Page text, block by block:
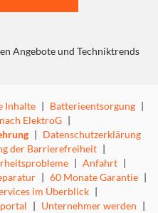
Angebote und Techniktrends
Inhalte | Batterieentsorgung |
ElektroG |
| Datenschutzerklärung
der Barrierefreiheit |
| Anfahrt |
| 60 Monate Garantie |
im Überblick |
| Unternehmer werden |